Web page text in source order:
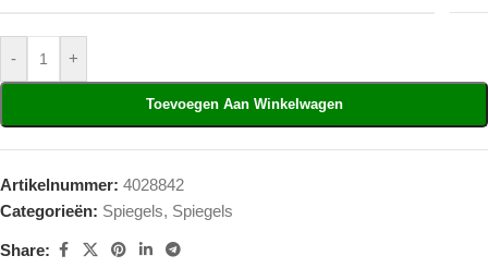
- +
Toevoegen Aan Winkelwagen
Artikelnummer: 4028842
Categorieën: Spiegels, Spiegels
Share: